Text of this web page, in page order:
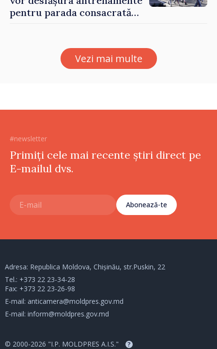
pentru parada consacrată
Vezi mai multe
#newsletter
Primiți cele mai recente știri direct pe
E-mailul dvs.
Abonează-te
Adresa: Republica Moldova, Chișinău, str.Puskin, 22
Tel.: +373 22 23-34-28
Fax: +373 22 23-26-98
E-mail: anticamera@moldpres.gov.md
E-mail: inform@moldpres.gov.md
© 2000-2026 "I.P. MOLDPRES A.I.S." ?